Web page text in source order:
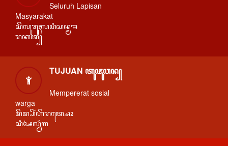
Seluruh Lapisan
Masyarakat
ꦱꦼꦭꦸꦫꦸꦃꦭꦥꦶꦱꦤ꧀ꦩꦯ
ꦫꦏꦠ꧀
TUJUAN ꦠꦸꦗꦸꦮꦤ꧀
Mempererat sosial
warga
ꦩꦼꦩ꧀ꦥꦼꦂꦲꦼꦫꦠ꧀ꦱꦺꦴ
ꦱꦶꦄꦭ꧀ꦮꦂꦒ